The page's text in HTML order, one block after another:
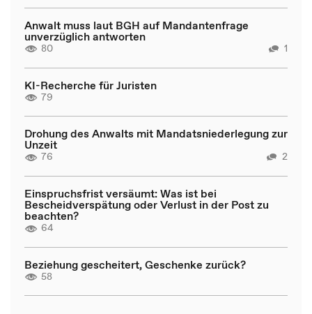
Anwalt muss laut BGH auf Mandantenfrage
unverzüglich antworten
80 1
KI-Recherche für Juristen
79
Drohung des Anwalts mit Mandatsniederlegung zur
Unzeit
76 2
Einspruchsfrist versäumt: Was ist bei
Bescheidverspätung oder Verlust in der Post zu
beachten?
64
Beziehung gescheitert, Geschenke zurück?
58